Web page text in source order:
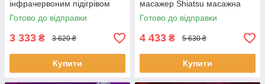
інфрачервоним підігрівом
магнітотерапією та помпою
Готово до відправки
3 333 ₴ 3 620 ₴
Купити
масажер Shiatsu масажна
подушка з пультом ДУ
Готово до відправки
4 433 ₴ 5 630 ₴
Купити